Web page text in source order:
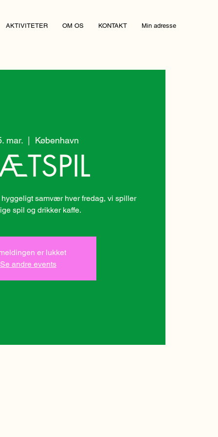
AKTIVITETER OM OS KONTAKT Min adresse
mar.
  |
København
samvær hver fredag, vi spiller
spil og drikker kaffe.
er lukket
Se andre events